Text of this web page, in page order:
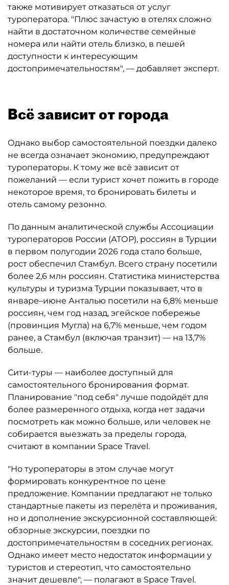
также мотивирует отказаться от услуг
туроператора. "Плюс зачастую в отелях сложно
найти в достаточном количестве семейные
номера или найти отель близко, в пешей
доступности к интересующим
достопримечательностям", — добавляет эксперт.
Всё зависит от города
Однако выбор самостоятельной поездки далеко
не всегда означает экономию, предупреждают
туроператоры. К тому же всё зависит от
пожеланий — если турист хочет пожить в городе
некоторое время, то бронировать билеты и
отель самому резонно.
По данным аналитической службы Ассоциации
туроператоров России (АТОР), россиян в Турции
в первом полугодии 2026 года стало больше,
рост обеспечил Стамбул. Всего страну посетили
более 2,6 млн россиян. Статистика министерства
культуры и туризма Турции показывает, что в
январе–июне Анталью посетили на 6,8% меньше
россиян, чем год назад, эгейское побережье
(провинция Мугла) на 6,7% меньше, чем годом
ранее, а Стамбул (включая транзит) — на 13,7%
больше.
Сити-туры — наиболее доступный для
самостоятельного бронирования формат.
Планирование "под себя" лучше подойдёт для
более размеренного отдыха, когда нет задачи
посмотреть как можно больше, или человек не
собирается выезжать за пределы города,
считают в компании Space Travel.
"Но туроператоры в этом случае могут
формировать конкурентное по цене
предложение. Компании предлагают не только
стандартные пакеты из перелёта и проживания,
но и дополнение экскурсионной составляющей:
обзорные экскурсии, поездки по
достопримечательностям в соседних регионах.
Однако имеет место недостаток информации у
туристов и стереотип, что самостоятельно
значит дешевле", — полагают в Space Travel.